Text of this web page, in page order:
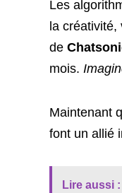
Les
la
de
mois.
Maintenant
font un allié
Lire aussi :